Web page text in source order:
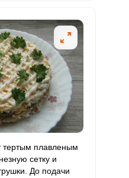
тертым плавленым
сетку и
До подачи